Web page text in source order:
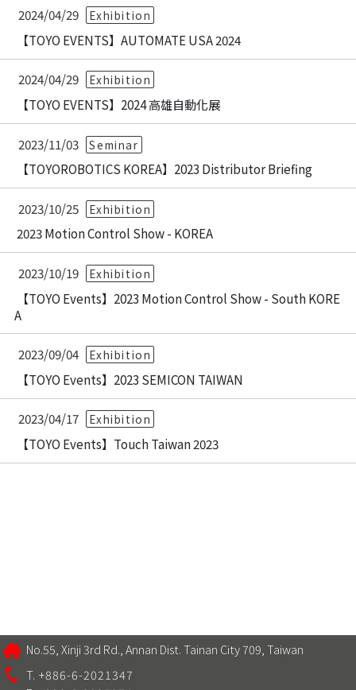
2024/04/29 Exhibition
【TOYO EVENTS】AUTOMATE USA 2024
2024/04/29 Exhibition
【TOYO EVENTS】2024 高雄自動化展
2023/11/03 Seminar
【TOYOROBOTICS KOREA】2023 Distributor Briefing
2023/10/25 Exhibition
2023 Motion Control Show - KOREA
2023/10/19 Exhibition
【TOYO Events】2023 Motion Control Show - South KORE
A
2023/09/04 Exhibition
【TOYO Events】2023 SEMICON TAIWAN
2023/04/17 Exhibition
【TOYO Events】Touch Taiwan 2023
No.55, Xinji 3rd Rd., Annan Dist. Tainan City 709, Taiwan
T. +886-6-2021347